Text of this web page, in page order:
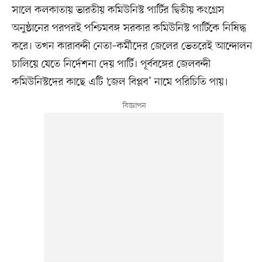
সালে কলকাতায় ভারতীয় কমিউনিস্ট পার্টির দ্বিতীয় কংগ্রেস
অনুষ্ঠানের পরপরই পশ্চিমবঙ্গ সরকার কমিউনিস্ট পার্টিকে নিষিদ্ধ
করে। তখন কারাবন্দী নেতা–কর্মীদের জেলের ভেতরেই আন্দোলন
চালিয়ে যেতে নির্দেশনা দেয় পার্টি। পূর্ববঙ্গের জেলবন্দী
কমিউনিস্টদের কাছে এটি ‘জেল বিপ্লব’ নামে পরিচিতি পায়।